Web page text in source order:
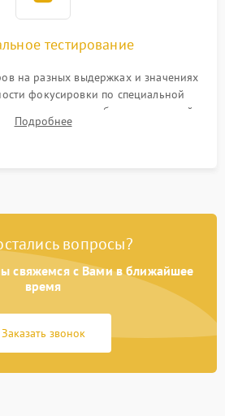
тестирование
на разных выдержках и значениях
фокусировки по специальной
на карту памяти, работы встроенной
и всех кнопок управления.
Подробнее
вопросы?
свяжемся с Вами в ближайшее
время
Заказать звонок